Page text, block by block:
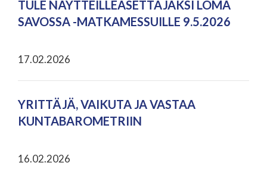
TULE NÄYTTEILLEASETTAJAKSI LOMA
SAVOSSA -MATKAMESSUILLE 9.5.2026
17.02.2026
YRITTÄJÄ, VAIKUTA JA VASTAA
KUNTABAROMETRIIN
16.02.2026